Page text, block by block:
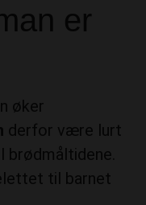
er
øker
derfor være lurt
brødmåltidene.
til barnet